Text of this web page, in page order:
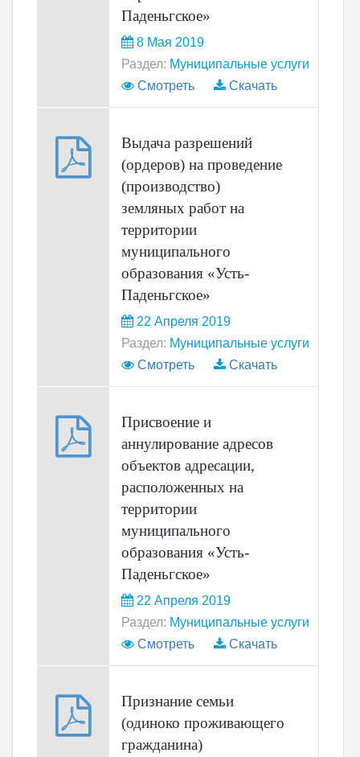
Паденьгское»
8 Мая 2019
Раздел: Муниципальные услуги
Смотреть
Скачать
Выдача разрешений
(ордеров) на проведение
(производство)
земляных работ на
территории
муниципального
образования «Усть-
Паденьгское»
22 Апреля 2019
Раздел: Муниципальные услуги
Смотреть
Скачать
Присвоение и
аннулирование адресов
объектов адресации,
расположенных на
территории
муниципального
образования «Усть-
Паденьгское»
22 Апреля 2019
Раздел: Муниципальные услуги
Смотреть
Скачать
Признание семьи
(одиноко проживающего
гражданина)